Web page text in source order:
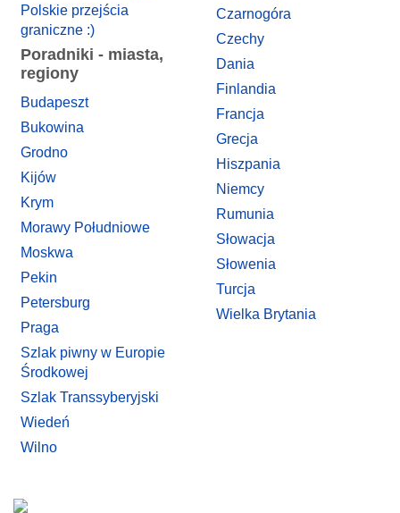
Polskie przejścia
graniczne :)
Poradniki - miasta,
regiony
Budapeszt
Bukowina
Grodno
Kijów
Krym
Morawy Południowe
Moskwa
Pekin
Petersburg
Praga
Szlak piwny w Europie
Środkowej
Szlak Transsyberyjski
Wiedeń
Wilno
Czarnogóra
Czechy
Dania
Finlandia
Francja
Grecja
Hiszpania
Niemcy
Rumunia
Słowacja
Słowenia
Turcja
Wielka Brytania